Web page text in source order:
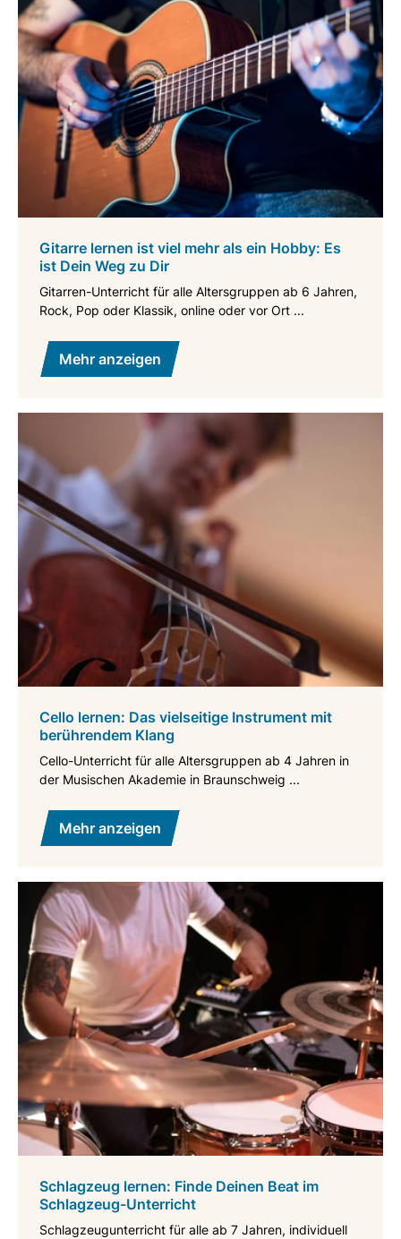
Gitarre lernen ist viel mehr als ein Hobby: Es
ist Dein Weg zu Dir
Gitarren-Unterricht für alle Altersgruppen ab 6 Jahren,
Rock, Pop oder Klassik, online oder vor Ort ...
Mehr anzeigen
Cello lernen: Das vielseitige Instrument mit
berührendem Klang
Cello-Unterricht für alle Altersgruppen ab 4 Jahren in
der Musischen Akademie in Braunschweig ...
Mehr anzeigen
Schlagzeug lernen: Finde Deinen Beat im
Schlagzeug-Unterricht
Schlagzeugunterricht für alle ab 7 Jahren, individuell